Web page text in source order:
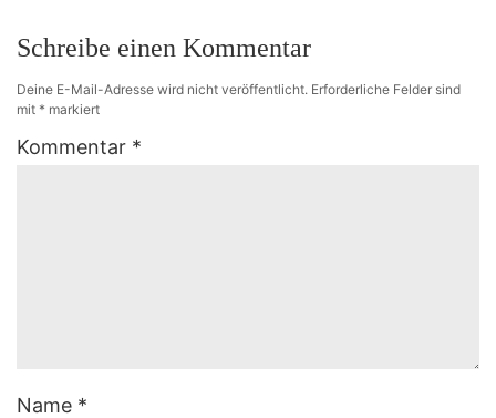
Schreibe einen Kommentar
Deine E-Mail-Adresse wird nicht veröffentlicht. Erforderliche Felder sind
mit * markiert
Kommentar *
Name *